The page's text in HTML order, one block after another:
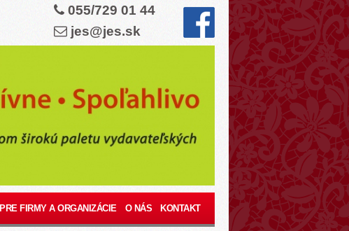
055/729 01 44
jes@jes.sk
PRE FIRMY A ORGANIZÁCIE O NÁS KONTAKT